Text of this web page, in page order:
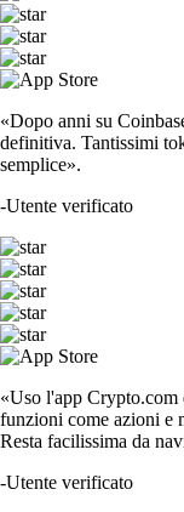
«Dopo anni su
definitiva. Tantissimi
semplice».
-Utente verificato
«Uso l'app Crypto.com
funzioni come azioni e
Resta facilissima da
-Utente verificato